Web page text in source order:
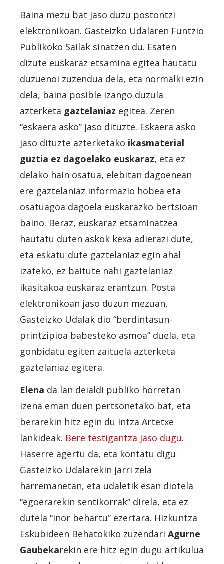
Baina mezu bat jaso duzu postontzi
elektronikoan. Gasteizko Udalaren Funtzio
Publikoko Sailak sinatzen du. Esaten
dizute euskaraz etsamina egitea hautatu
duzuenoi zuzendua dela, eta normalki ezin
dela, baina posible izango duzula
azterketa gaztelaniaz egitea. Zeren
“eskaera asko” jaso dituzte. Eskaera asko
jaso dituzte azterketako ikasmaterial
guztia ez dagoelako euskaraz, eta ez
delako hain osatua, elebitan dagoenean
ere gaztelaniaz informazio hobea eta
osatuagoa dagoela euskarazko bertsioan
baino. Beraz, euskaraz etsaminatzea
hautatu duten askok kexa adierazi dute,
eta eskatu dute gaztelaniaz egin ahal
izateko, ez baitute nahi gaztelaniaz
ikasitakoa euskaraz erantzun. Posta
elektronikoan jaso duzun mezuan,
Gasteizko Udalak dio “berdintasun-
printzipioa babesteko asmoa” duela, eta
gonbidatu egiten zaituela azterketa
gaztelaniaz egitera.
Elena da lan deialdi publiko horretan
izena eman duen pertsonetako bat, eta
berarekin hitz egin du Intza Artetxe
lankideak. Bere testigantza jaso dugu.
Haserre agertu da, eta kontatu digu
Gasteizko Udalarekin jarri zela
harremanetan, eta udaletik esan diotela
“egoerarekin sentikorrak” direla, eta ez
dutela “inor behartu” ezertara. Hizkuntza
Eskubideen Behatokiko zuzendari Agurne
Gaubekarekin ere hitz egin dugu artikulua